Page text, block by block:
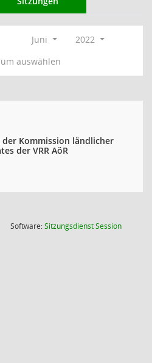
Juni
2022
auswählen
Kommission ländlicher
der VRR AöR
Software:SitzungsdienstSession(Wird in